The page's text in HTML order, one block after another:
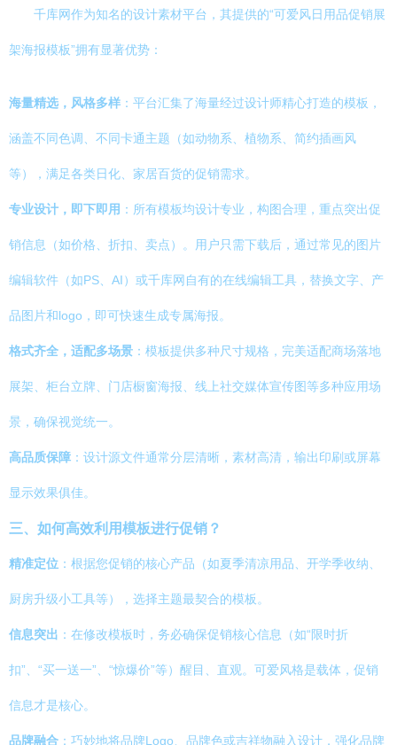
千库网作为知名的设计素材平台，其提供的“可爱风日用品促销展
架海报模板”拥有显著优势：
海量精选，风格多样 ：平台汇集了海量经过设计师精心打造的模板，
涵盖不同色调、不同卡通主题（如动物系、植物系、简约插画风
等），满足各类日化、家居百货的促销需求。
专业设计，即下即用 ：所有模板均设计专业，构图合理，重点突出促
销信息（如价格、折扣、卖点）。用户只需下载后，通过常见的图片
编辑软件（如PS、AI）或千库网自有的在线编辑工具，替换文字、产
品图片和logo，即可快速生成专属海报。
格式齐全，适配多场景 ：模板提供多种尺寸规格，完美适配商场落地
展架、柜台立牌、门店橱窗海报、线上社交媒体宣传图等多种应用场
景，确保视觉统一。
高品质保障 ：设计源文件通常分层清晰，素材高清，输出印刷或屏幕
显示效果俱佳。
三、如何高效利用模板进行促销？
精准定位 ：根据您促销的核心产品（如夏季清凉用品、开学季收纳、
厨房升级小工具等），选择主题最契合的模板。
信息突出 ：在修改模板时，务必确保促销核心信息（如“限时折
扣”、“买一送一”、“惊爆价”等）醒目、直观。可爱风格是载体，促销
信息才是核心。
品牌融合 ：巧妙地将品牌Logo、品牌色或吉祥物融入设计，强化品牌